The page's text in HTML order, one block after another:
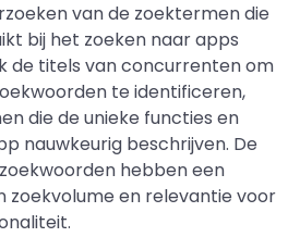
van de zoektermen die
bij het zoeken naar apps
de titels van concurrenten om
te identificeren,
die de unieke functies en
nauwkeurig beschrijven. De
hebben een
zoekvolume en relevantie voor